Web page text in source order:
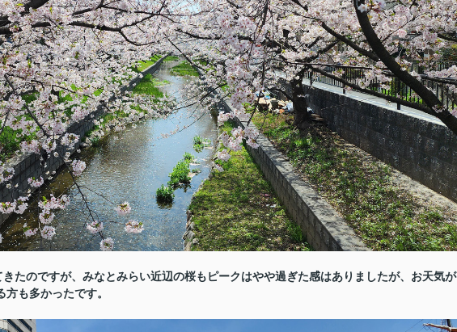
たのですが、みなとみらい近辺の桜もピークはやや過ぎた感はありましたが、お天気が
も多かったです。